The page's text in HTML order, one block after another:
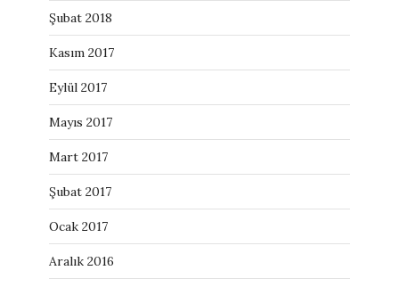
Şubat 2018
Kasım 2017
Eylül 2017
Mayıs 2017
Mart 2017
Şubat 2017
Ocak 2017
Aralık 2016